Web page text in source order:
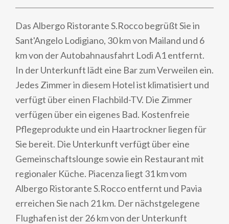
Das Albergo Ristorante S.Rocco begrüßt Sie in
Sant'Angelo Lodigiano, 30 km von Mailand und 6
km von der Autobahnausfahrt Lodi A1 entfernt.
In der Unterkunft lädt eine Bar zum Verweilen ein.
Jedes Zimmer in diesem Hotel ist klimatisiert und
verfügt über einen Flachbild-TV. Die Zimmer
verfügen über ein eigenes Bad. Kostenfreie
Pflegeprodukte und ein Haartrockner liegen für
Sie bereit. Die Unterkunft verfügt über eine
Gemeinschaftslounge sowie ein Restaurant mit
regionaler Küche. Piacenza liegt 31 km vom
Albergo Ristorante S.Rocco entfernt und Pavia
erreichen Sie nach 21 km. Der nächstgelegene
Flughafen ist der 26 km von der Unterkunft